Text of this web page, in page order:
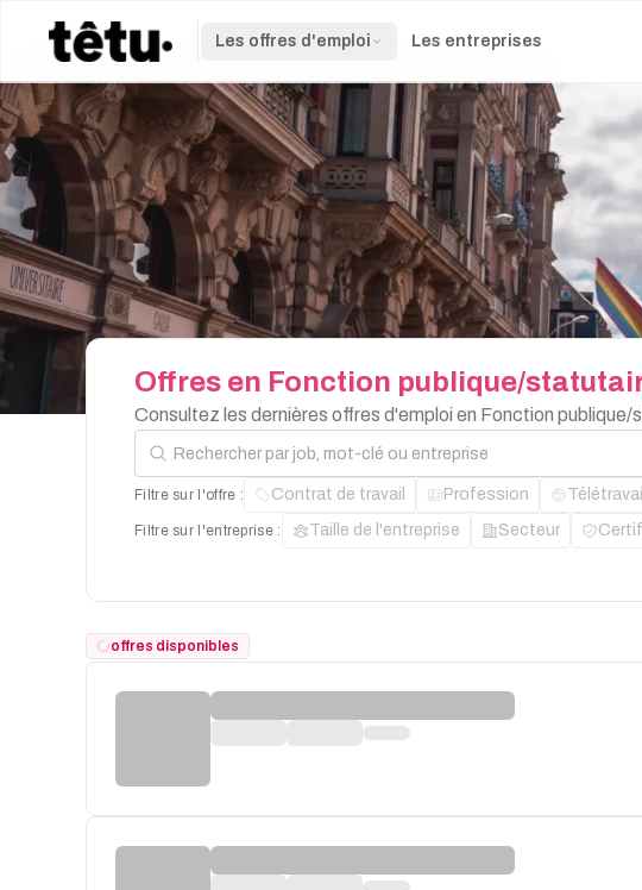
Les offres d'emploi Les entreprises
Offres en Fonction publique/
Consultez les dernières offres d'emploi en Fonction
Rechercher par job, mot-clé ou entreprise
Filtre sur l'offre : Contrat de travail Profession Télétravail
Filtre sur l'entreprise : Taille de l'entreprise Secteur
offres disponibles